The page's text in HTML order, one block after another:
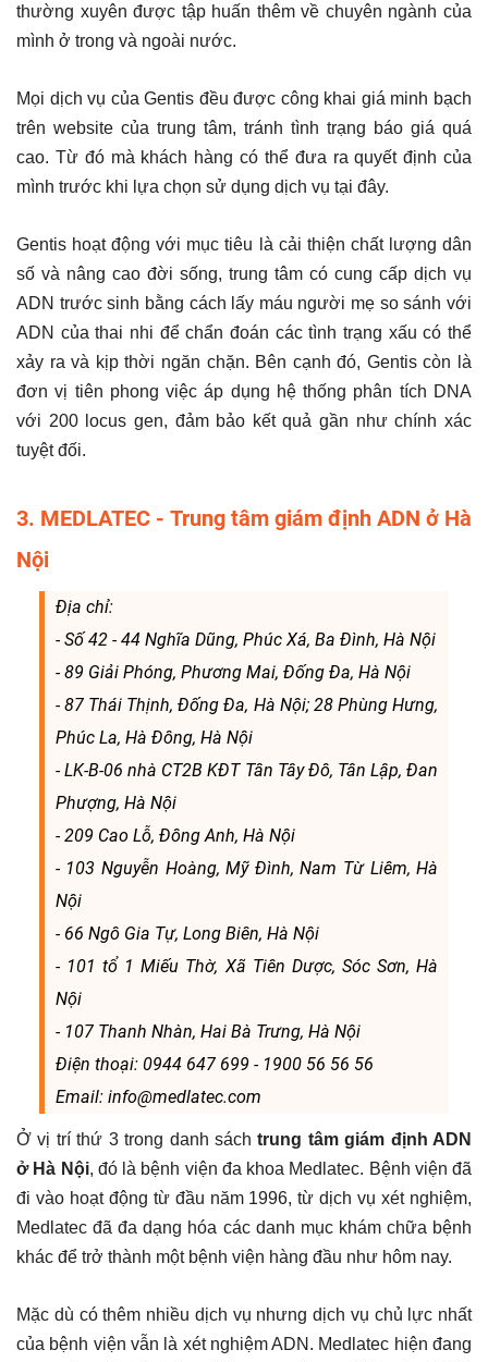
thường xuyên được tập huấn thêm về chuyên ngành của
mình ở trong và ngoài nước.
Mọi dịch vụ của Gentis đều được công khai giá minh bạch
trên website của trung tâm, tránh tình trạng báo giá quá
cao. Từ đó mà khách hàng có thể đưa ra quyết định của
mình trước khi lựa chọn sử dụng dịch vụ tại đây.
Gentis hoạt động với mục tiêu là cải thiện chất lượng dân
số và nâng cao đời sống, trung tâm có cung cấp dịch vụ
ADN trước sinh bằng cách lấy máu người mẹ so sánh với
ADN của thai nhi để chẩn đoán các tình trạng xấu có thể
xảy ra và kịp thời ngăn chặn. Bên cạnh đó, Gentis còn là
đơn vị tiên phong việc áp dụng hệ thống phân tích DNA
với 200 locus gen, đảm bảo kết quả gần như chính xác
tuyệt đối.
3. MEDLATEC - Trung tâm giám định ADN ở Hà
Nội
Địa chỉ:
- Số 42 - 44 Nghĩa Dũng, Phúc Xá, Ba Đình, Hà Nội
- 89 Giải Phóng, Phương Mai, Đống Đa, Hà Nội
- 87 Thái Thịnh, Đống Đa, Hà Nội; 28 Phùng Hưng,
Phúc La, Hà Đông, Hà Nội
- LK-B-06 nhà CT2B KĐT Tân Tây Đô, Tân Lập, Đan
Phượng, Hà Nội
- 209 Cao Lỗ, Đông Anh, Hà Nội
- 103 Nguyễn Hoàng, Mỹ Đình, Nam Từ Liêm, Hà
Nội
- 66 Ngô Gia Tự, Long Biên, Hà Nội
- 101 tổ 1 Miếu Thờ, Xã Tiên Dược, Sóc Sơn, Hà
Nội
- 107 Thanh Nhàn, Hai Bà Trưng, Hà Nội
Điện thoại: 0944 647 699 - 1900 56 56 56
Email: info@medlatec.com
Ở vị trí thứ 3 trong danh sáchtrung tâm giám định ADN
ở Hà Nội, đó là bệnh viện đa khoa Medlatec. Bệnh viện đã
đi vào hoạt động từ đầu năm 1996, từ dịch vụ xét nghiệm,
Medlatec đã đa dạng hóa các danh mục khám chữa bệnh
khác để trở thành một bệnh viện hàng đầu như hôm nay.
Mặc dù có thêm nhiều dịch vụ nhưng dịch vụ chủ lực nhất
của bệnh viện vẫn là xét nghiệm ADN. Medlatec hiện đang